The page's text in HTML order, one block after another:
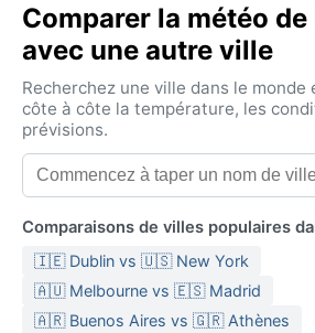
Comparer la météo
avec une autre ville
Recherchez une ville dans le
côte à côte la température, les
prévisions.
Comparaisons de villes populaires
🇮🇪 Dublin vs 🇺🇸 New York
🇦🇺 Melbourne vs 🇪🇸 Madrid
🇦🇷 Buenos Aires vs 🇬🇷 Athènes